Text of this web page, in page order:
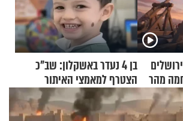
מהר
בן 4 נעדר באשקלון: שב"כ
הצטרף למאמצי האיתור